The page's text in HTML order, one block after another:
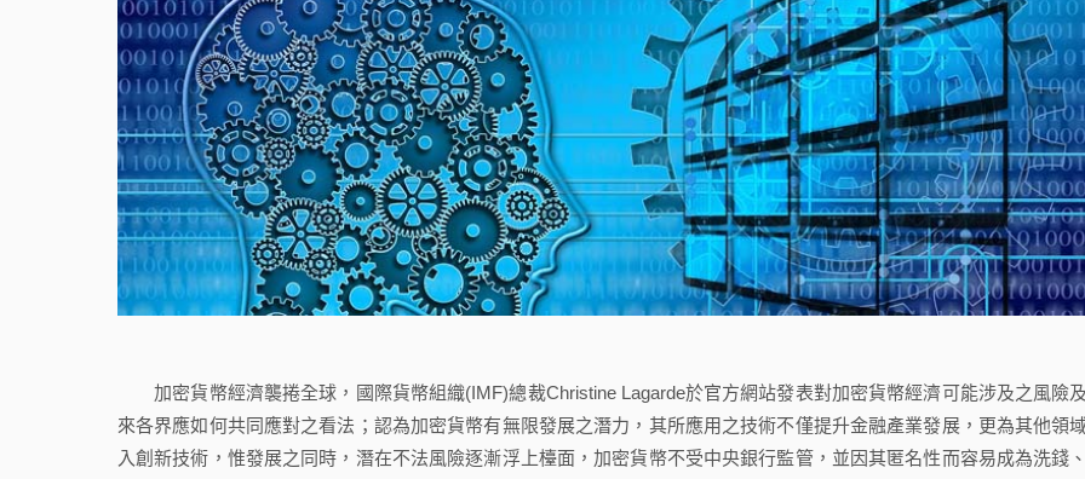
加密貨幣經濟襲捲全球，國際貨幣組織(IMF)總裁Christine Lagarde於官方網站發表對加密貨幣經濟可能涉及之風險
來各界應如何共同應對之看法；認為加密貨幣有無限發展之潛力，其所應用之技術不僅提升金融產業發展，更為其他領
入創新技術，惟發展之同時，潛在不法風險逐漸浮上檯面，加密貨幣不受中央銀行監管，並因其匿名性而容易成為洗錢